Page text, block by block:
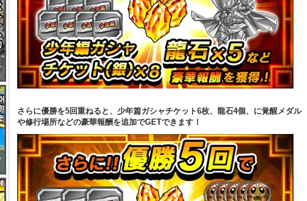
さらに優勝を5回重ねると、少年篇ガシャチケット6枚、龍石4個、に覚醒メダル
や修行場所などの豪華報酬を追加でGETできます！